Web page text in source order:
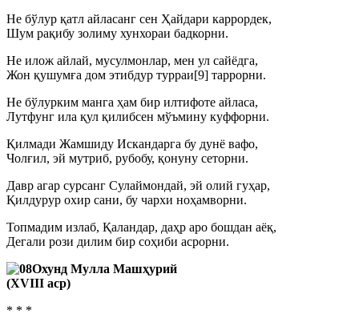
Не бўлур қатл айласанг сен Ҳайдари каррордек,
Шум рақибу золиму хунхораи бадкорни.
Не илож айлай, мусулмонлар, мен ул сайёдга,
Жон қушумға дом этибдур турраи[9] таррорни.
Не бўлурким манга ҳам бир илтифоте айласа,
Лутфунг ила қул қилибсен мўъмину куффорни.
Қилмади Жамшиду Искандарга бу дунё вафо,
Чолғил, эй мутриб, рубобу, қонуну сеторни.
Давр агар сурсанг Сулаймондай, эй олий гуҳар,
Қилдурур охир сани, бу чархи ноҳамворни.
Топмадим излаб, Қаландар, даҳр аро бошдан аёқ,
Дегали рози дилим бир соҳиби асрорни.
Охунд Мулла Машҳурий
(ХVIII аср)
* * *